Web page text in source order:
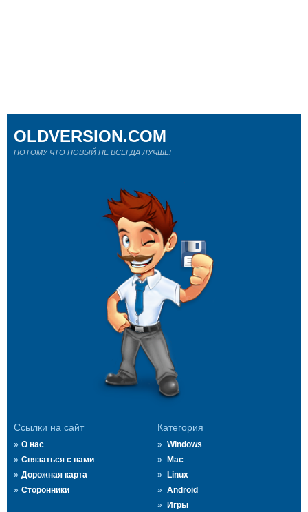
Ссылки на сайт
О нас
Связаться с нами
Дорожная карта
Сторонники
Категория
Windows
Mac
Linux
Android
Игры
OLDVERSION.COM
ПОТОМУ ЧТО НОВЫЙ НЕ ВСЕГДА ЛУЧШЕ!